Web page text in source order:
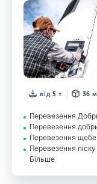
від 5 т 36
Перевезення
Перевезення
Перевезення
Перевезення піску
Більше